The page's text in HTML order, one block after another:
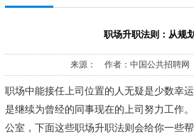
职场升职法则：从规
来源： 作者：中国公共招聘网
职场中能接任上司位置的人无疑是少数幸
是继续为曾经的同事现在的上司努力工作
公室，下面这些职场升职法则会给你一些